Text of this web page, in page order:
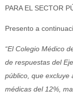
PARA EL SECTOR
Presento a
“El Colegio Médico
de respuestas del
público, que excluye
médicas del 12%,